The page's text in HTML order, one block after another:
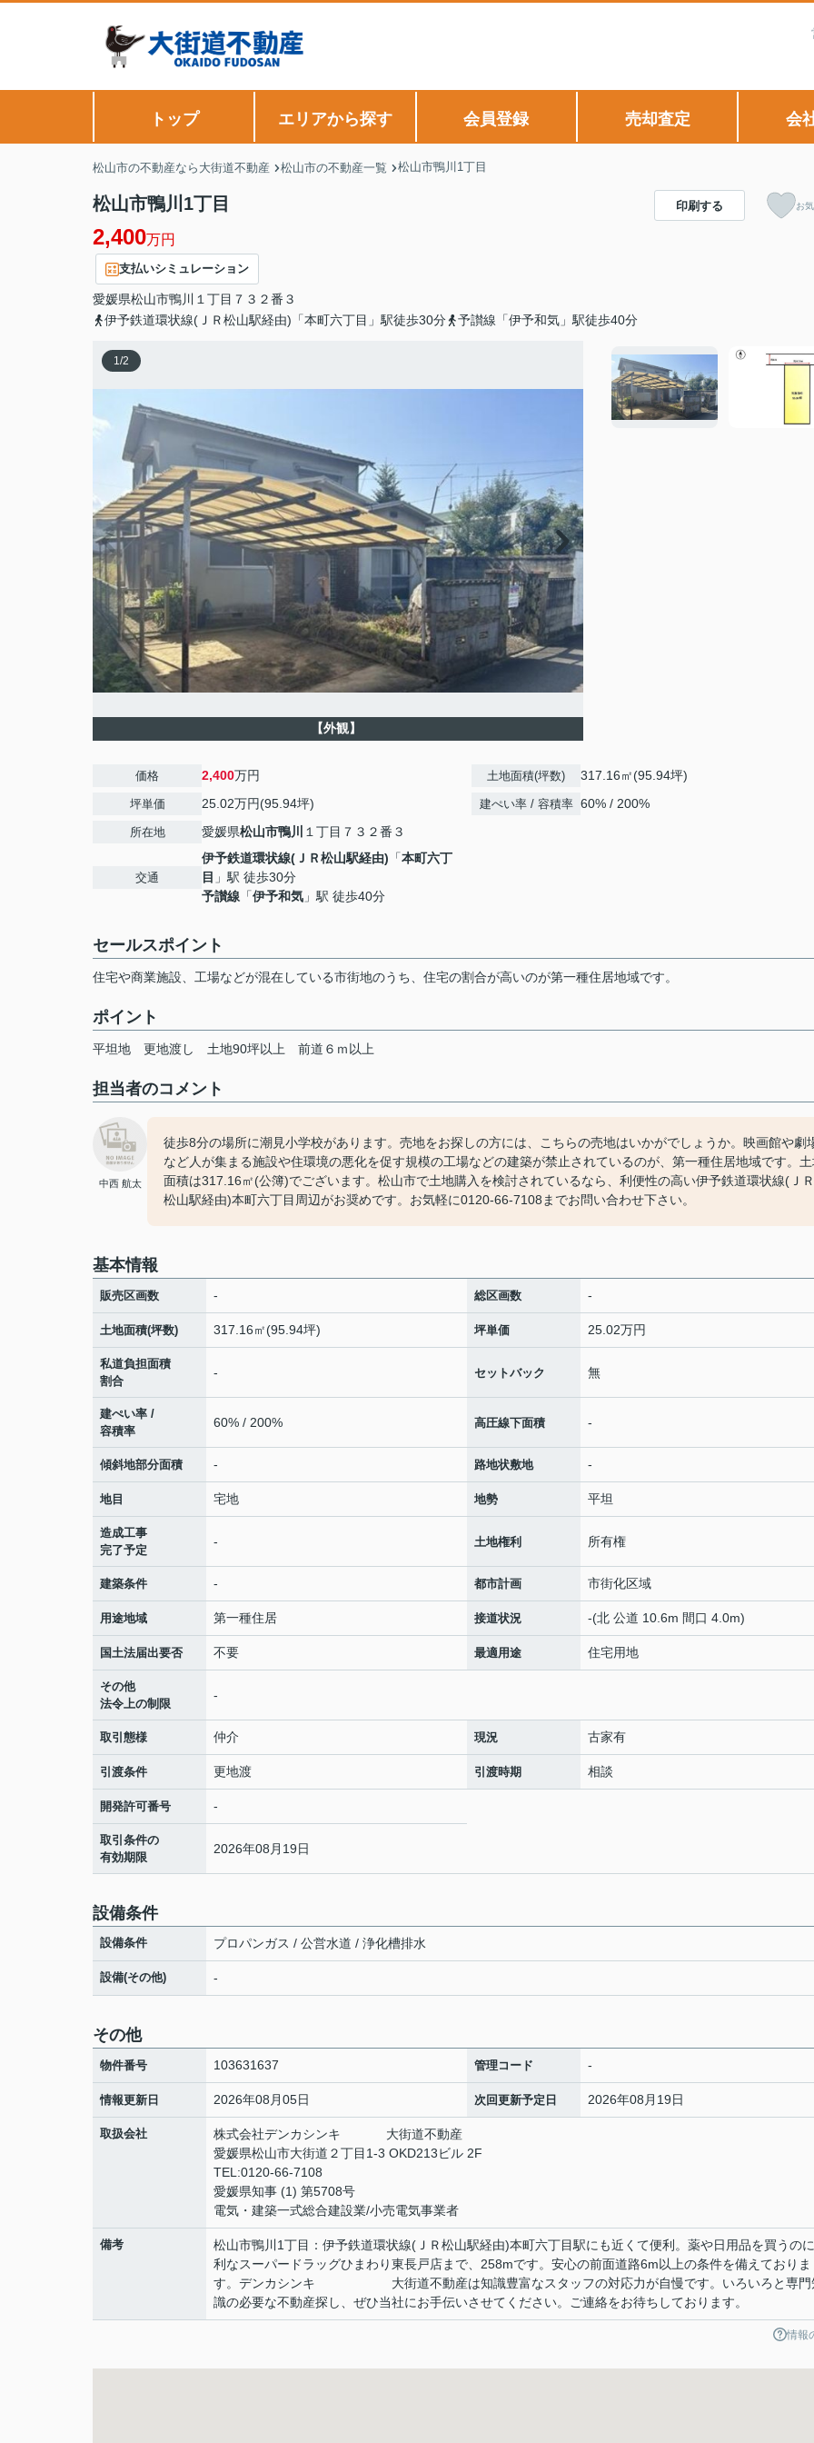
トップ エリアから探す 会員登録 売却査定 会
松山市の不動産なら大街道不動産 松山市の不動産一覧 松山市鴨川1丁目
松山市鴨川1丁目
2,400万円
支払いシミュレーション
愛媛県松山市鴨川
１丁目７３２番３
伊予鉄道環状線(ＪＲ松山駅経由)「本町六丁目」駅徒歩30分
予讃線「伊予和気」駅徒歩40分
印刷する お
1/2
【外観】
価格 2,400万円
坪単価 25.02万円(95.94坪)
所在地 愛媛県松山市鴨川 １丁目７３２番３
交通
伊予鉄道環状線(ＪＲ松山駅経由) 「本町六丁
目 」駅 徒歩30分
予讃線 「伊予和気 」駅 徒歩40分
土地面積(坪数) 317.16㎡(95.94坪)
建ぺい率 / 容積率 60% / 200%
セールスポイント
住宅や商業施設、工場などが混在している市街地のうち、住宅の割合が高いのが第一種住居地域です。
ポイント
平坦地 更地渡し 土地90坪以上 前道６ｍ以上
担当者のコメント
中西 航太
徒歩8分の場所に潮見小学校があります。売地をお探しの方には、こちらの売地はいかがでしょうか。映画館や劇
など人が集まる施設や住環境の悪化を促す規模の工場などの建築が禁止されているのが、第一種住居地域です。
面積は317.16㎡(公簿)でございます。松山市で土地購入を検討されているなら、利便性の高い伊予鉄道環状線(ＪＲ
松山駅経由)本町六丁目周辺がお奨めです。お気軽に0120-66-7108までお問い合わせ下さい。
基本情報
販売区画数 - 総区画数 -
土地面積(坪数) 317.16㎡(95.94坪) 坪単価 25.02万円
私道負担面積
割合
- セットバック 無
建ぺい率 /
容積率
60% / 200% 高圧線下面積 -
傾斜地部分面積 - 路地状敷地 -
地目 宅地 地勢 平坦
造成工事
完了予定
- 土地権利 所有権
建築条件 - 都市計画 市街化区域
用途地域 第一種住居 接道状況 -(北 公道 10.6m 間口 4.0m)
国土法届出要否 不要 最適用途 住宅用地
その他
法令上の制限
-
取引態様 仲介 現況 古家有
引渡条件 更地渡 引渡時期 相談
開発許可番号 -
取引条件の
有効期限
2026年08月19日
設備条件
設備条件 プロパンガス / 公営水道 / 浄化槽排水
設備(その他) -
その他
物件番号 103631637 管理コード -
情報更新日 2026年08月05日 次回更新予定日 2026年08月19日
取扱会社
株式会社デンカシンキ 大街道不動産
愛媛県松山市大街道２丁目1-3 OKD213ビル 2F
TEL:0120-66-7108
愛媛県知事 (1) 第5708号
電気・建築一式総合建設業/小売電気事業者
備考
松山市鴨川1丁目：伊予鉄道環状線(ＪＲ松山駅経由)本町六丁目駅にも近くて便利。薬や日用品を買うの
利なスーパードラッグひまわり東長戸店まで、258mです。安心の前面道路6m以上の条件を備えておりま
す。デンカシンキ 大街道不動産は知識豊富なスタッフの対応力が自慢です。いろいろと専門
識の必要な不動産探し、ぜひ当社にお手伝いさせてください。ご連絡をお待ちしております。
情報